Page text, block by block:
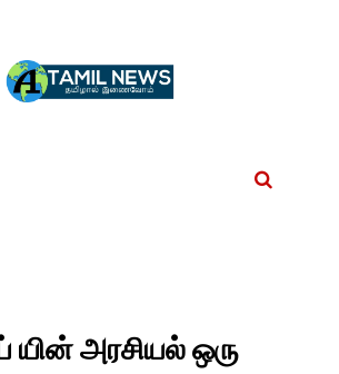
யின் அரசியல் ஒரு